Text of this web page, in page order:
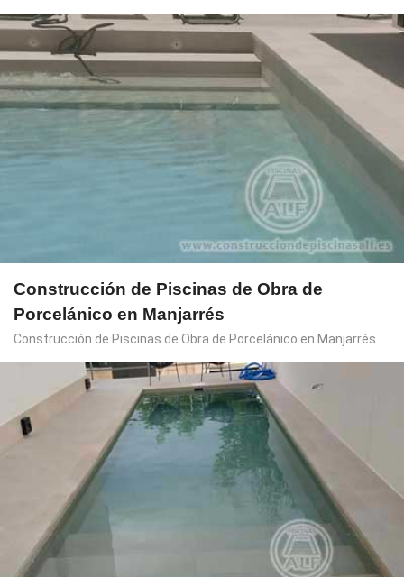
Construcción de Piscinas de Obra de
Porcelánico en Manjarrés
Construcción de Piscinas de Obra de Porcelánico en Manjarrés